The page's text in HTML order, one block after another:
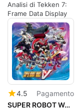
Analisi di Tekken 7:
Frame Data Display
4.5
Pagamento
SUPER ROBOT WARS V